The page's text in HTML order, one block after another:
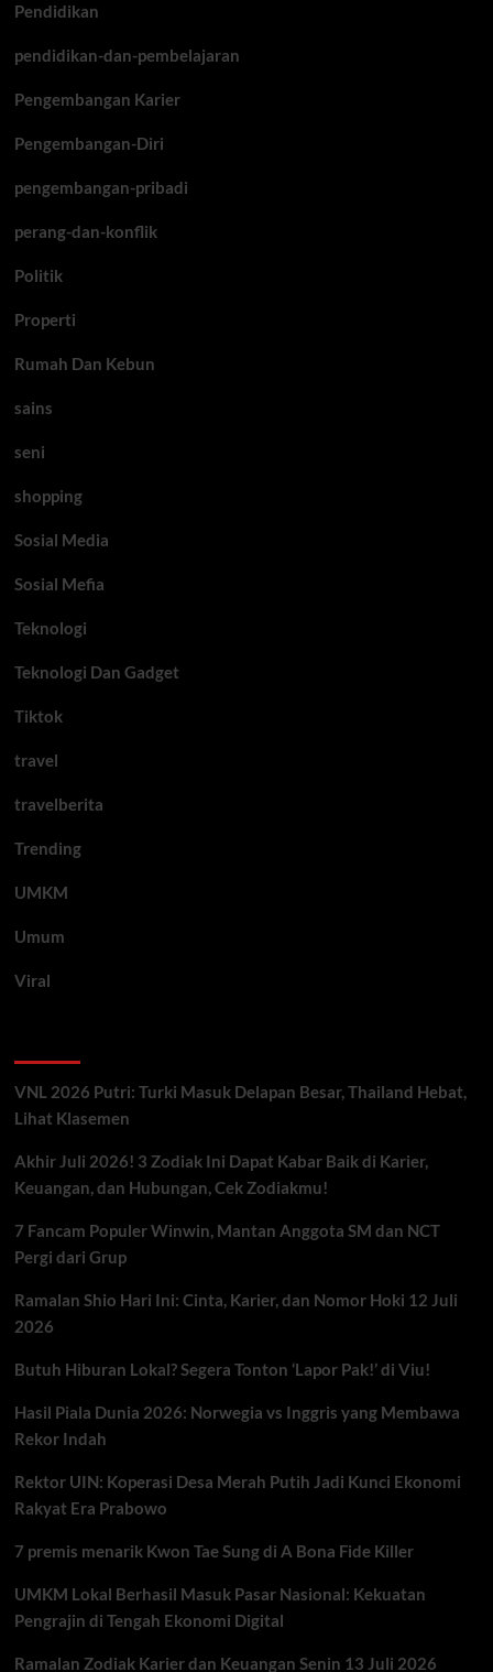
Pendidikan
pendidikan-dan-pembelajaran
Pengembangan Karier
Pengembangan-Diri
pengembangan-pribadi
perang-dan-konflik
Politik
Properti
Rumah Dan Kebun
sains
seni
shopping
Sosial Media
Sosial Mefia
Teknologi
Teknologi Dan Gadget
Tiktok
travel
travelberita
Trending
UMKM
Umum
Viral
VNL 2026 Putri: Turki Masuk Delapan Besar, Thailand Hebat,
Lihat Klasemen
Akhir Juli 2026! 3 Zodiak Ini Dapat Kabar Baik di Karier,
Keuangan, dan Hubungan, Cek Zodiakmu!
7 Fancam Populer Winwin, Mantan Anggota SM dan NCT
Pergi dari Grup
Ramalan Shio Hari Ini: Cinta, Karier, dan Nomor Hoki 12 Juli
2026
Butuh Hiburan Lokal? Segera Tonton ‘Lapor Pak!’ di Viu!
Hasil Piala Dunia 2026: Norwegia vs Inggris yang Membawa
Rekor Indah
Rektor UIN: Koperasi Desa Merah Putih Jadi Kunci Ekonomi
Rakyat Era Prabowo
7 premis menarik Kwon Tae Sung di A Bona Fide Killer
UMKM Lokal Berhasil Masuk Pasar Nasional: Kekuatan
Pengrajin di Tengah Ekonomi Digital
Ramalan Zodiak Karier dan Keuangan Senin 13 Juli 2026